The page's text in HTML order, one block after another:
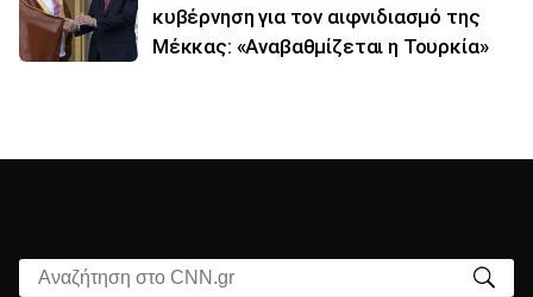
κυβέρνηση για τον αιφνιδιασμό της
Μέκκας: «Αναβαθμίζεται η Τουρκία»
Αναζήτηση στο CNN.gr